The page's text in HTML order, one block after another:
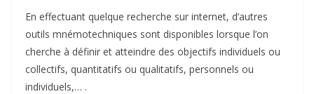
En effectuant quelque recherche sur internet, d’autres
outils mnémotechniques sont disponibles lorsque l’on
cherche à définir et atteindre des objectifs individuels ou
collectifs, quantitatifs ou qualitatifs, personnels ou
individuels,… .